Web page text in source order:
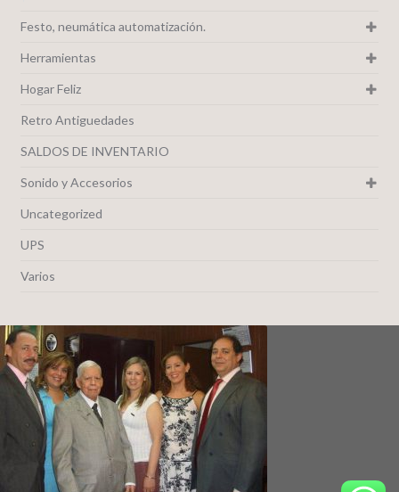
Festo, neumática automatización.
Herramientas
Hogar Feliz
Retro Antiguedades
SALDOS DE INVENTARIO
Sonido y Accesorios
Uncategorized
UPS
Varios